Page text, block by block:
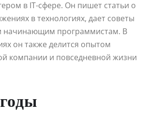
в IT-сфере. Он пишет статьи о
в технологиях, дает советы
начинающим программистам. В
он также делится опытом
компании и повседневной жизни